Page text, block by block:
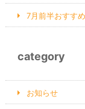
7月前半おすす
category
お知らせ